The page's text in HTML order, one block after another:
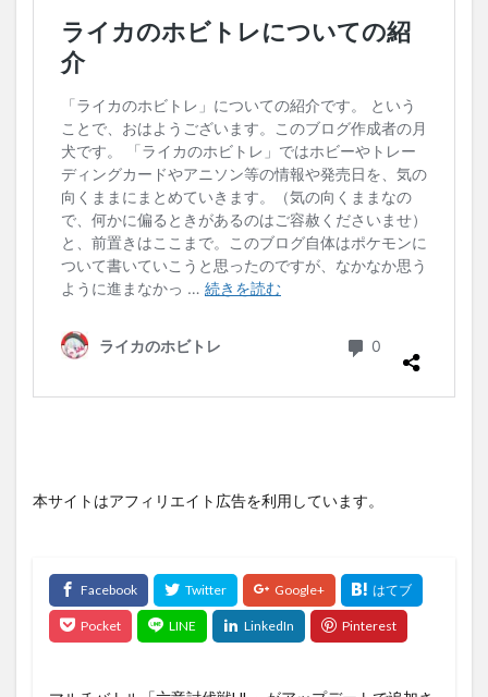
本サイトはアフィリエイト広告を利用しています。